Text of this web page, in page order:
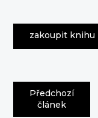
zakoupit knihu
Předchozí
článek